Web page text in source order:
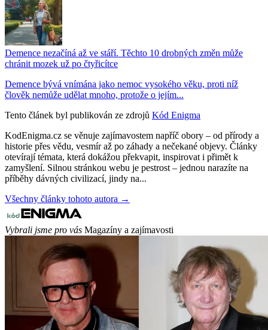
Demence nezačíná až ve stáří. Těchto 10 drobných změn může
chránit mozek už po čtyřicítce
Demence bývá vnímána jako nemoc vysokého věku, proti níž
člověk nemůže udělat mnoho, protože o jejím...
Tento článek byl publikován ze zdrojů Kód Enigma
KodEnigma.cz se věnuje zajímavostem napříč obory – od přírody a
historie přes vědu, vesmír až po záhady a nečekané objevy. Články
otevírají témata, která dokážou překvapit, inspirovat i přimět k
zamyšlení. Silnou stránkou webu je pestrost – jednou narazíte na
příběhy dávných civilizací, jindy na...
Všechny články tohoto autora →
Vybrali jsme pro vás Magazíny a zajímavosti